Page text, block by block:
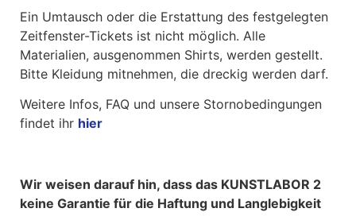
Ein Umtausch oder die Erstattung des festgelegten
Zeitfenster-Tickets ist nicht möglich. Alle
Materialien, ausgenommen Shirts, werden gestellt.
Bitte Kleidung mitnehmen, die dreckig werden darf.
Weitere Infos, FAQ und unsere Stornobedingungen
findet ihr hier
Wir weisen darauf hin, dass das KUNSTLABOR 2
keine Garantie für die Haftung und Langlebigkeit